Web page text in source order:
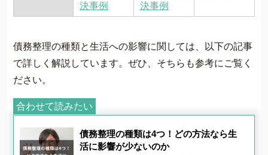
決事例
決事例
債務整理の種類と生活への影響に関しては、以下の記事
で詳しく解説しています。ぜひ、そちらも参考にご覧く
ださい。
合わせて読みたい
債務整理の種類は4つ！どの方法なら生
活に影響が少ないのか